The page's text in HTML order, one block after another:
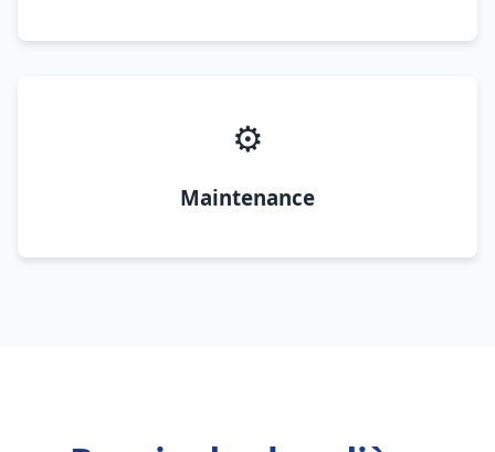
⚙️
Maintenance